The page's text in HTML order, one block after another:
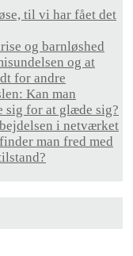
til vi har fået det
og barnløshed
og at
for andre
Kan man
sig for at glæde sig?
i netværket
man fred med